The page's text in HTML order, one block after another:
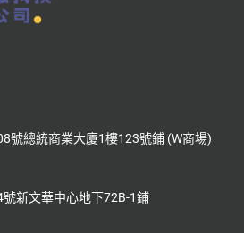
號總統商業大廈1樓123號鋪 (W商場)
新文華中心地下72B-1鋪